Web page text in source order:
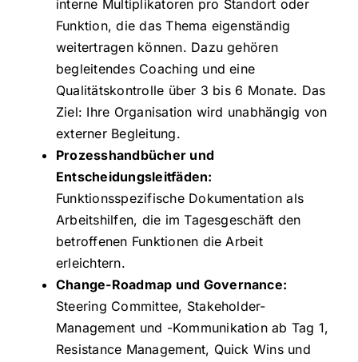
interne Multiplikatoren pro Standort oder
Funktion, die das Thema eigenständig
weitertragen können. Dazu gehören
begleitendes Coaching und eine
Qualitätskontrolle über 3 bis 6 Monate. Das
Ziel: Ihre Organisation wird unabhängig von
externer Begleitung.
Prozesshandbücher und
Entscheidungsleitfäden:
Funktionsspezifische Dokumentation als
Arbeitshilfen, die im Tagesgeschäft den
betroffenen Funktionen die Arbeit
erleichtern.
Change-Roadmap und Governance:
Steering Committee, Stakeholder-
Management und -Kommunikation ab Tag 1,
Resistance Management, Quick Wins und